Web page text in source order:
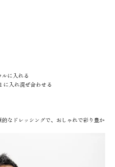
に入れる
に入れ混ぜ合わせる
なドレッシングで、おしゃれで彩り豊か